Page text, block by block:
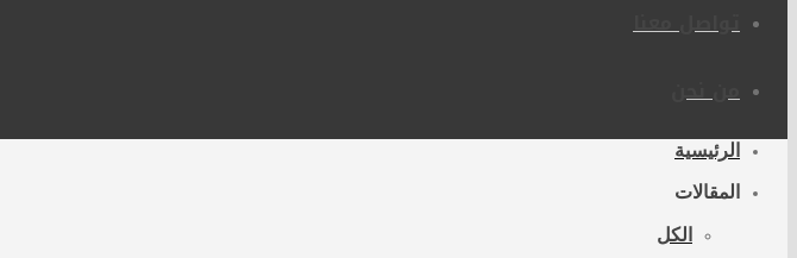
تواصل معنا
من نحن
الرئيسية
المقالات
الكل